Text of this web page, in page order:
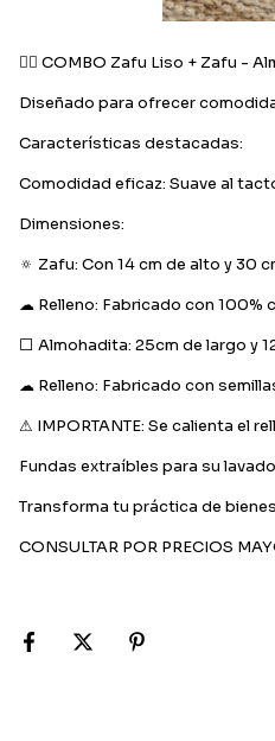
🧘‍♀️ COMBO Zafu Liso + Zafu -
Diseñado para ofrecer
Características destacadas:
Comodidad eficaz: Suave al
Dimensiones:
🔅 Zafu: Con 14 cm de alto y
☁ Relleno: Fabricado con 100%
⬜ Almohadita: 25cm de largo y
☁ Relleno: Fabricado con
⚠ IMPORTANTE: Se calienta el
Fundas extraíbles para su
Transforma tu práctica de
CONSULTAR POR PRECIOS